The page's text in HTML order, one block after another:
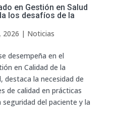
en Gestión en Salud
los desafíos de la
2026 | Noticias
desempeña en el
en Calidad de la
destaca la necesidad de
de calidad en prácticas
del paciente y la